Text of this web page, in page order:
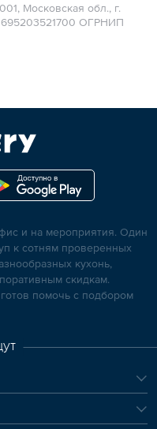
Московская обл., г.
ОГРНИП
и на мероприятия. Один
к сотням проверенных
кухонь,
скидкам.
помочь с подбором